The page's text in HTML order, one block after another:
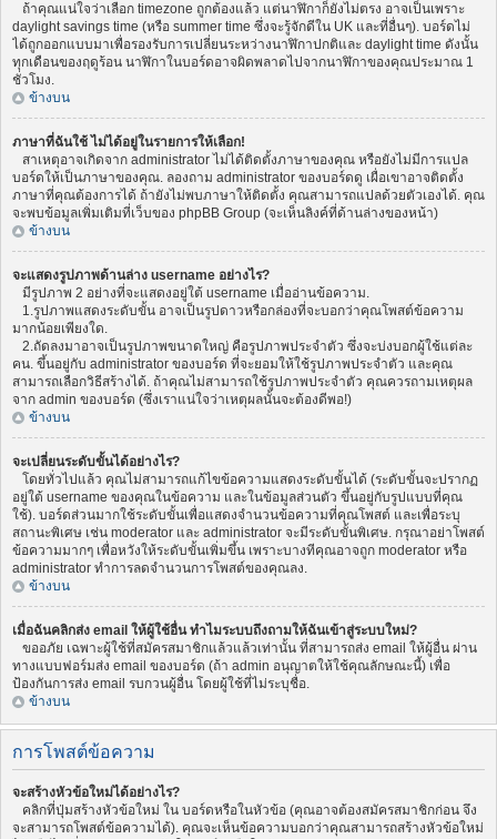
ถ้าคุณแน่ใจว่าเลือก timezone ถูกต้องแล้ว แต่นาฬิกาก็ยังไม่ตรง อาจเป็นเพราะ
daylight savings time (หรือ summer time ซึ่งจะรู้จักดีใน UK และที่อื่นๆ). บอร์ดไม่
ได้ถูกออกแบบมาเพื่อรองรับการเปลี่ยนระหว่างนาฬิกาปกติและ daylight time ดังนั้น
ทุกเดือนของฤดูร้อน นาฬิกาในบอร์ดอาจผิดพลาดไปจากนาฬิกาของคุณประมาณ 1
ชั่วโมง.
ข้างบน
ภาษาที่ฉันใช้ ไม่ได้อยู่ในรายการให้เลือก!
สาเหตุอาจเกิดจาก administrator ไม่ได้ติดตั้งภาษาของคุณ หรือยังไม่มีการแปล
บอร์ดให้เป็นภาษาของคุณ. ลองถาม administrator ของบอร์ดดู เผื่อเขาอาจติดตั้ง
ภาษาที่คุณต้องการได้ ถ้ายังไม่พบภาษาให้ติดตั้ง คุณสามารถแปลด้วยตัวเองได้. คุณ
จะพบข้อมูลเพิ่มเติมที่เว็บของ phpBB Group (จะเห็นลิงค์ที่ด้านล่างของหน้า)
ข้างบน
จะแสดงรูปภาพด้านล่าง username อย่างไร?
มีรูปภาพ 2 อย่างที่จะแสดงอยู่ใต้ username เมื่ออ่านข้อความ.
1.รูปภาพแสดงระดับขั้น อาจเป็นรูปดาวหรือกล่องที่จะบอกว่าคุณโพสต์ข้อความ
มากน้อยเพียงใด.
2.ถัดลงมาอาจเป็นรูปภาพขนาดใหญ่ คือรูปภาพประจำตัว ซึ่งจะบ่งบอกผู้ใช้แต่ละ
คน. ขึ้นอยู่กับ administrator ของบอร์ด ที่จะยอมให้ใช้รูปภาพประจำตัว และคุณ
สามารถเลือกวิธีสร้างได้. ถ้าคุณไม่สามารถใช้รูปภาพประจำตัว คุณควรถามเหตุผล
จาก admin ของบอร์ด (ซึ่งเราแน่ใจว่าเหตุผลนั้นจะต้องดีพอ!)
ข้างบน
จะเปลี่ยนระดับขั้นได้อย่างไร?
โดยทั่วไปแล้ว คุณไม่สามารถแก้ไขข้อความแสดงระดับขั้นได้ (ระดับขั้นจะปรากฏ
อยู่ใต้ username ของคุณในข้อความ และในข้อมูลส่วนตัว ขึ้นอยู่กับรูปแบบที่คุณ
ใช้). บอร์ดส่วนมากใช้ระดับขั้นเพื่อแสดงจำนวนข้อความที่คุณโพสต์ และเพื่อระบุ
สถานะพิเศษ เช่น moderator และ administrator จะมีระดับขั้นพิเศษ. กรุณาอย่าโพสต์
ข้อความมากๆ เพื่อหวังให้ระดับขั้นเพิ่มขึ้น เพราะบางทีคุณอาจถูก moderator หรือ
administrator ทำการลดจำนวนการโพสต์ของคุณลง.
ข้างบน
เมื่อฉันคลิกส่ง email ให้ผู้ใช้อื่น ทำไมระบบถึงถามให้ฉันเข้าสู่ระบบใหม่?
ขออภัย เฉพาะผู้ใช้ที่สมัครสมาชิกแล้วแล้วเท่านั้น ที่สามารถส่ง email ให้ผู้อื่น ผ่าน
ทางแบบฟอร์มส่ง email ของบอร์ด (ถ้า admin อนุญาตให้ใช้คุณลักษณะนี้) เพื่อ
ป้องกันการส่ง email รบกวนผู้อื่น โดยผู้ใช้ที่ไม่ระบุชื่อ.
ข้างบน
การโพสต์ข้อความ
จะสร้างหัวข้อใหม่ได้อย่างไร?
คลิกที่ปุ่มสร้างหัวข้อใหม่ ใน บอร์ดหรือในหัวข้อ (คุณอาจต้องสมัครสมาชิกก่อน จึง
จะสามารถโพสต์ข้อความได้). คุณจะเห็นข้อความบอกว่าคุณสามารถสร้างหัวข้อใหม่